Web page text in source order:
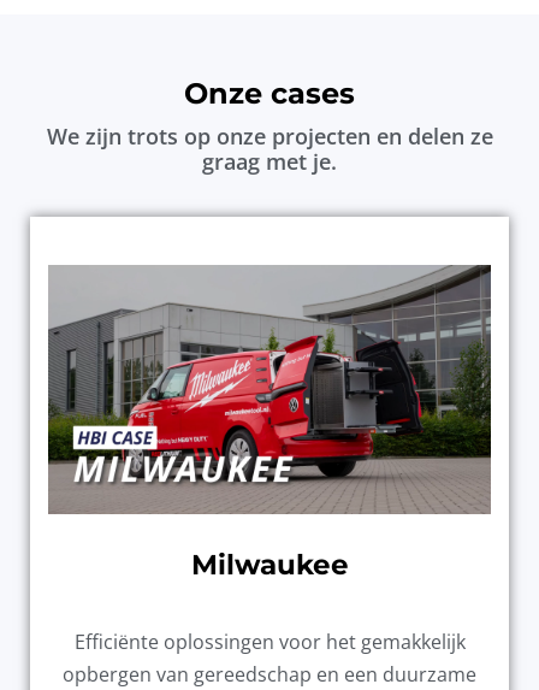
Onze cases
We zijn trots op onze projecten en delen ze
graag met je.
Milwaukee
Efficiënte oplossingen voor het gemakkelijk
opbergen van gereedschap en een duurzame